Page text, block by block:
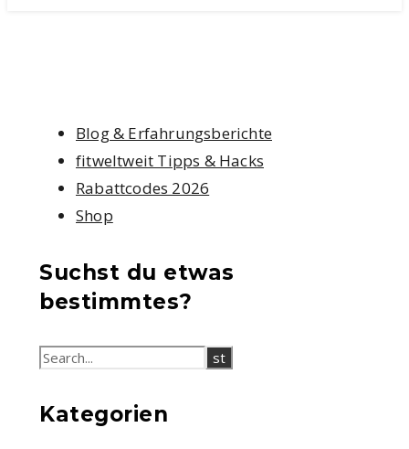
Blog & Erfahrungsberichte
fitweltweit Tipps & Hacks
Rabattcodes 2026
Shop
Suchst du etwas
bestimmtes?
Kategorien